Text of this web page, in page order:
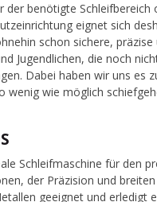
benötigte Schleifbereich
eignet sich
schon sichere,
Jugendlichen, die noch
Dabei haben wir uns es
wenig wie möglich
Schleifmaschine für den
der Präzision und
geeignet und erledigt